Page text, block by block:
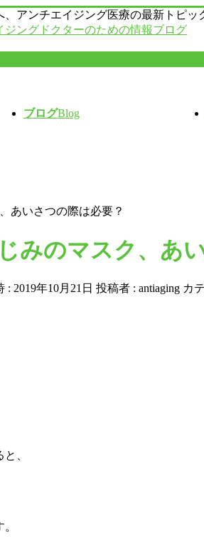
アンチエイジング医療の最新トピ
ングドクターのための情報ブログ
ブログBlog
あいさつの際は必要？
みのマスク、あ
: 2019年10月21日 投稿者 : antiaging カ
、